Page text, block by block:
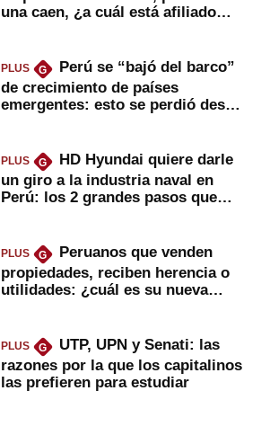
una caen, ¿a cuál está afiliado
PLUS G
Perú se “bajó del barco”
de crecimiento de países
emergentes: esto se perdió desde
PLUS G
HD Hyundai quiere darle
un giro a la industria naval en
Perú: los 2 grandes pasos que
PLUS G
Peruanos que venden
propiedades, reciben herencia o
utilidades: ¿cuál es su nueva
PLUS G
UTP, UPN y Senati: las
razones por la que los capitalinos
las prefieren para estudiar